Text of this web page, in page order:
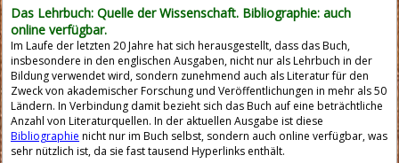
Das Lehrbuch: Quelle der Wissenschaft. Bibliographie: auch
online verfügbar.
Im Laufe der letzten 20 Jahre hat sich herausgestellt, dass das Buch,
insbesondere in den englischen Ausgaben, nicht nur als Lehrbuch in der
Bildung verwendet wird, sondern zunehmend auch als Literatur für den
Zweck von akademischer Forschung und Veröffentlichungen in mehr als 50
Ländern. In Verbindung damit bezieht sich das Buch auf eine beträchtliche
Anzahl von Literaturquellen. In der aktuellen Ausgabe ist diese
Bibliographie nicht nur im Buch selbst, sondern auch online verfügbar, was
sehr nützlich ist, da sie fast tausend Hyperlinks enthält.